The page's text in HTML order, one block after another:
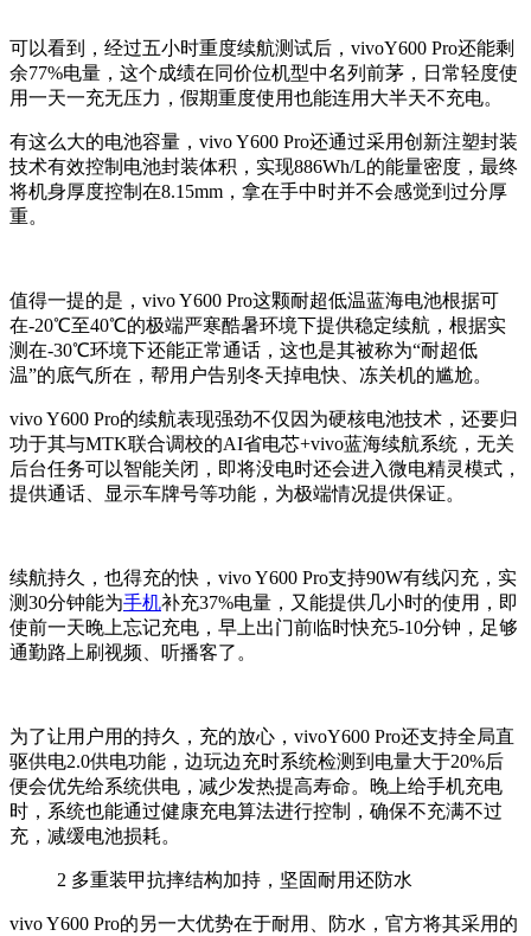
可以看到，经过五小时重度续航测试后， vivoY600 Pro还能剩
余77%电量，这个成绩在同价位机型中名列前茅，日常轻度使
用一天一充无压力，假期重度使用也能连用大半天不充电。
有这么大的电池容量， vivo Y600 Pro还通过采用创新注塑封装
技术有效控制电池封装体积，实现886Wh/L的能量密度，最终
将机身厚度控制在8.15mm ，拿在手中时并不会感觉到过分厚
重。
值得一提的是， vivo Y600 Pro这颗耐超低温蓝海电池根据可
在-20℃至40℃的极端严寒酷暑环境下提供稳定续航，根据实
测在-30℃环境下还能正常通话，这也是其被称为“耐超低
温”的底气所在，帮用户告别冬天掉电快、冻关机的尴尬。
vivo Y600 Pro的续航表现强劲不仅因为硬核电池技术，还要归
功于其与MTK联合调校的AI省电芯+vivo蓝海续航系统，无关
后台任务可以智能关闭，即将没电时还会进入微电精灵模式，
提供通话、显示车牌号等功能，为极端情况提供保证。
续航持久，也得充的快， vivo Y600 Pro支持90W有线闪充，实
测30分钟能为手机补充37%电量，又能提供几小时的使用，即
使前一天晚上忘记充电，早上出门前临时快充5-10分钟，足够
通勤路上刷视频、听播客了。
为了让用户用的持久，充的放心， vivoY600 Pro还支持全局直
驱供电2.0供电功能，边玩边充时系统检测到电量大于20%后
便会优先给系统供电，减少发热提高寿命。晚上给手机充电
时，系统也能通过健康充电算法进行控制，确保不充满不过
充，减缓电池损耗。
2 多重装甲抗摔结构加持，坚固耐用还防水
vivo Y600 Pro的另一大优势在于耐用、防水，官方将其采用的